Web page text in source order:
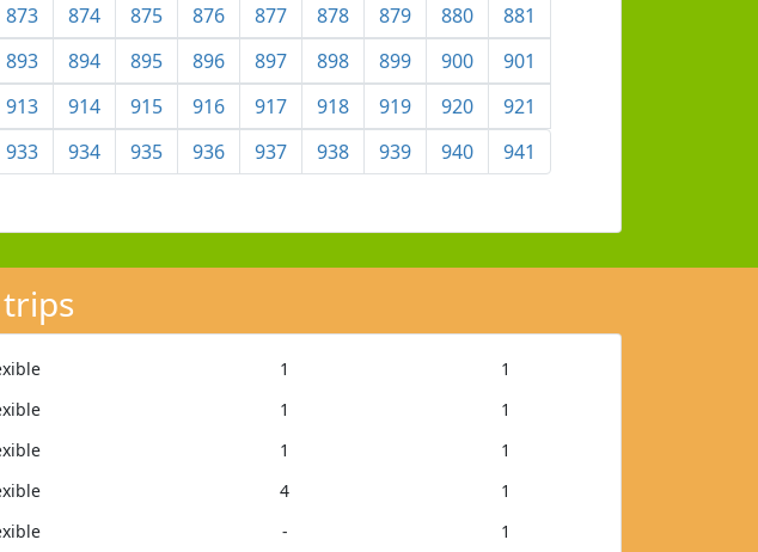
873 874 875 876 877 878 879 880
881
893 894 895 896 897 898 899 900
901
913 914 915 916 917 918 919 920
921
933 934 935 936 937 938 939 940 941
1 1
1 1
1 1
4 1
- 1